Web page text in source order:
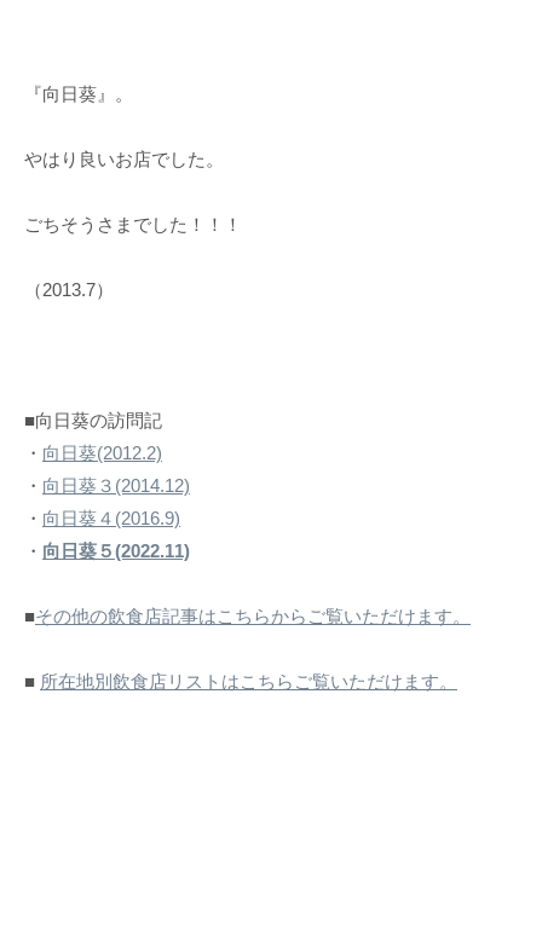
『向日葵』。
やはり良いお店でした。
ごちそうさまでした！！！
（2013.7）
■向日葵の訪問記
・ 向日葵(2012.2)
・ 向日葵３(2014.12)
・ 向日葵４(2016.9)
・ 向日葵５(2022.11)
■その他の飲食店記事はこちらからご覧いただけます。
■ 所在地別飲食店リストはこちらご覧いただけます。